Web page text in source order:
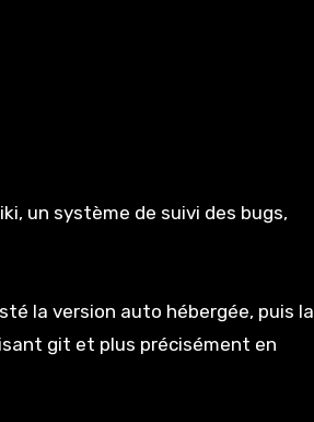
un système de suivi des bugs,
la version auto hébergée, puis la
git et plus précisément en